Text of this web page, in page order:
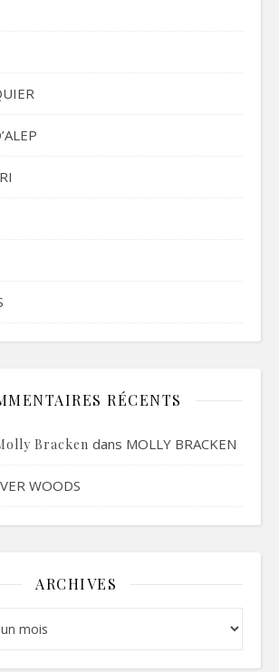
RÉCENTS
Bracken dans MOLLY BRACKEN
WOODS
ARCHIVES